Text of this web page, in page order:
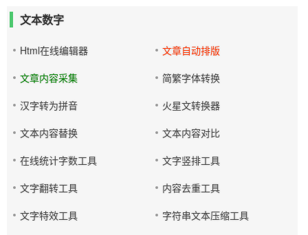
文本数字
Html在线编辑器
文章自动排版
文章内容采集
简繁字体转换
汉字转为拼音
火星文转换器
文本内容替换
文本内容对比
在线统计字数工具
文字竖排工具
文字翻转工具
内容去重工具
文字特效工具
字符串文本压缩工具